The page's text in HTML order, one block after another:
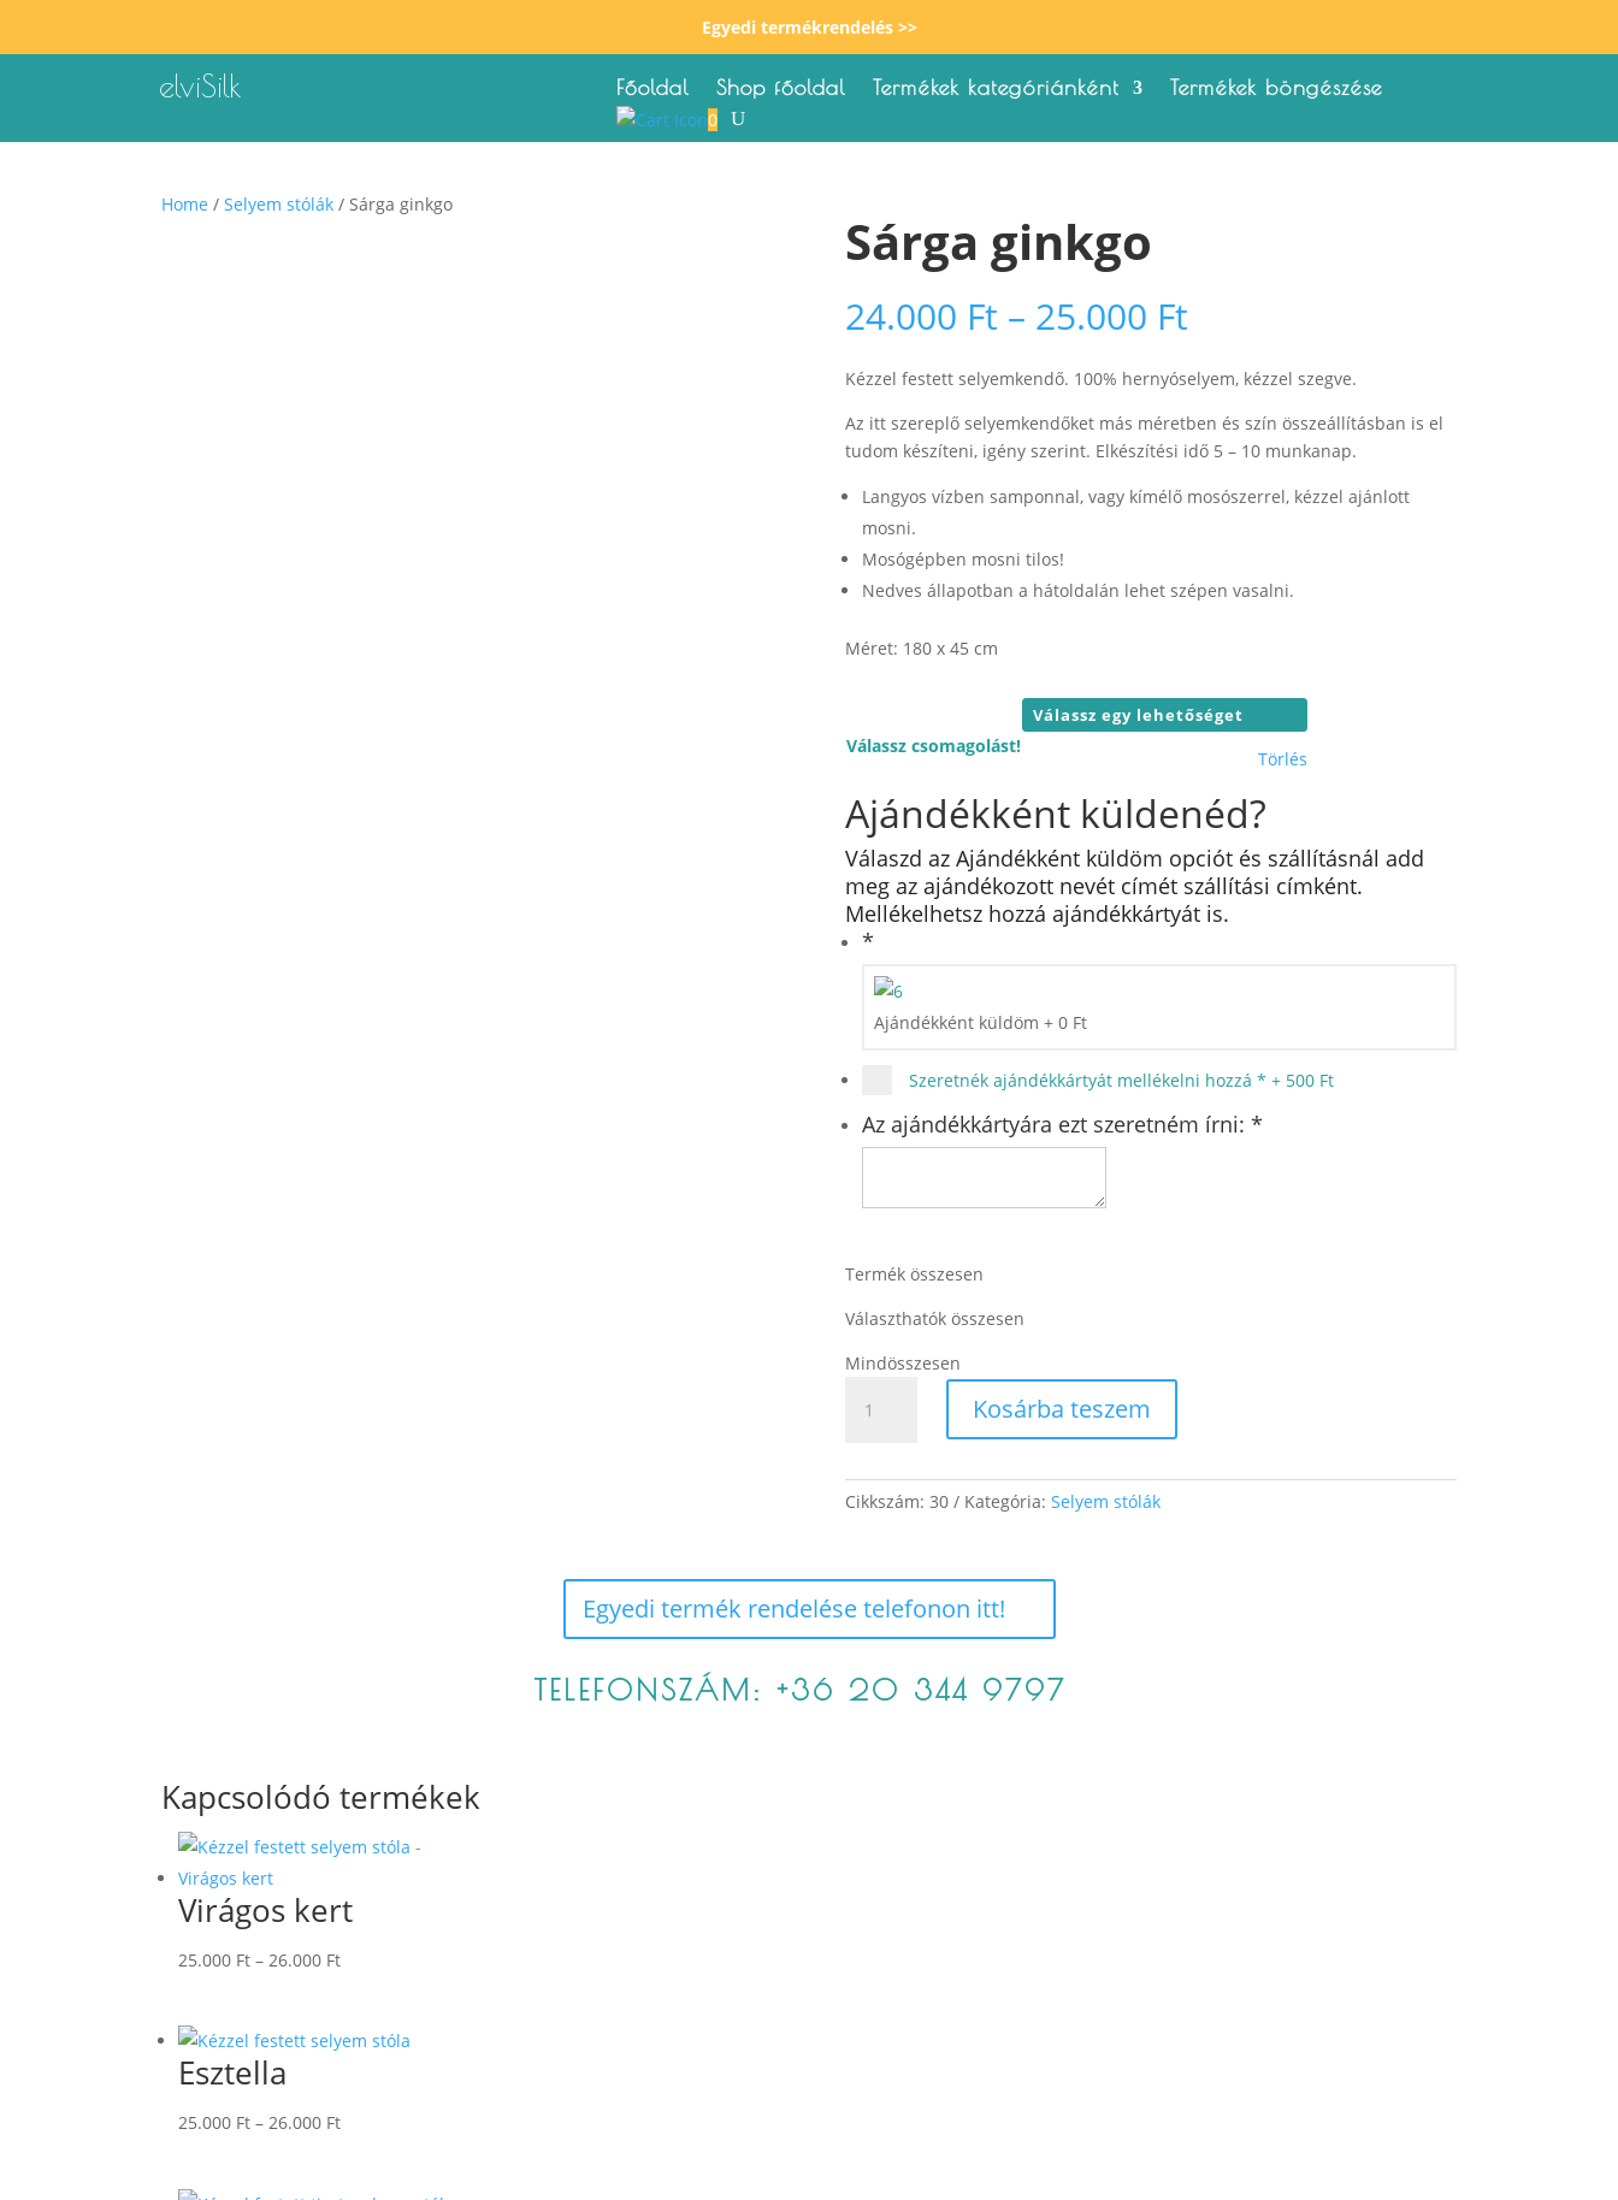
Egyedi termékrendelés >>
elviSilk Főoldal Shop főoldal Termékek kategóriánként Termékek böngészése
0
Home /Selyem stólák / Sárga ginkgo
Sárga ginkgo
24.000 Ft – 25.000 FtÁrtartomány:
24.000 Ft
-
25.000 Ft
Kézzel festett selyemkendő. 100% hernyóselyem, kézzel szegve.
Az itt szereplő selyemkendőket más méretben és szín összeállításban is el
tudom készíteni, igény szerint. Elkészítési idő 5 – 10 munkanap.
Langyos vízben samponnal, vagy kímélő mosószerrel, kézzel ajánlott
mosni.
Mosógépben mosni tilos!
Nedves állapotban a hátoldalán lehet szépen vasalni.
Méret: 180 x 45 cm
Válassz csomagolást!
Törlés
Ajándékként küldenéd?
Válaszd az Ajándékként küldöm opciót és szállításnál add
meg az ajándékozott nevét címét szállítási címként.
Mellékelhetsz hozzá ajándékkártyát is.
*
Ajándékként küldöm + 0 Ft
Szeretnék ajándékkártyát mellékelni hozzá * + 500 Ft
Az ajándékkártyára ezt szeretném írni: *
Termék összesen
Választhatók összesen
Mindösszesen
ginkgo
Kosárba teszem
Cikkszám: 30 Kategória: Selyem stólák
Egyedi termék rendelése telefonon itt!
TELEFONSZÁM: +36 20 344 9797
Kapcsolódó termékek
Virágos kert
25.000 Ft – 26.000 FtÁrtartomány:
26.000 Ft
Esztella
25.000 Ft – 26.000 FtÁrtartomány: